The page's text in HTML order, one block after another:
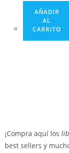
AÑADIR
AL
CARRITO
¡Compra aquí los
best sellers y